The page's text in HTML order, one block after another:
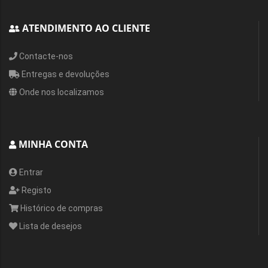
ATENDIMENTO AO CLIENTE
Contacte-nos
Entregas e devoluções
Onde nos localizamos
MINHA CONTA
Entrar
Registo
Histórico de compras
Lista de desejos